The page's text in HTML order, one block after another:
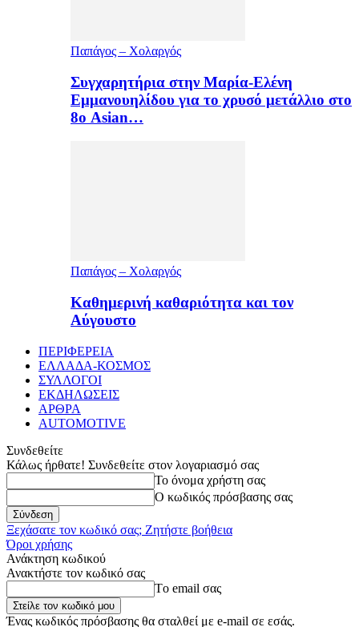
Παπάγος – Χολαργός
Συγχαρητήρια στην Μαρία-Ελένη
Εμμανουηλίδου για το χρυσό μετάλλιο στο
8ο Asian…
Παπάγος – Χολαργός
Καθημερινή καθαριότητα και τον
Αύγουστο
ΠΕΡΙΦΕΡΕΙΑ
ΕΛΛΑΔΑ-ΚΟΣΜΟΣ
ΣΥΛΛΟΓΟΙ
ΕΚΔΗΛΩΣΕΙΣ
ΑΡΘΡΑ
AUTOMOTIVE
Συνδεθείτε
Κάλως ήρθατε! Συνδεθείτε στον λογαριασμό σας
Το όνομα χρήστη σας
Ο κωδικός πρόσβασης σας
Ξεχάσατε τον κωδικό σας; Ζητήστε βοήθεια
Όροι χρήσης
Ανάκτηση κωδικού
Ανακτήστε τον κωδικό σας
Tο email σας
Ένας κωδικός πρόσβασης θα σταλθεί με e-mail σε εσάς.